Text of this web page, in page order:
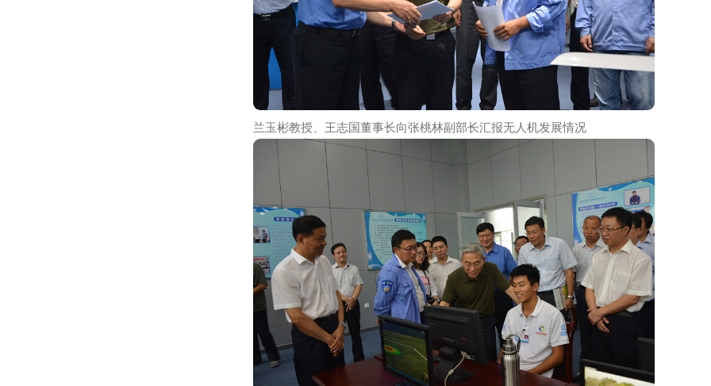
务真正落地，已逐步在中国广袤的土地上扎根发芽。
兰玉彬教授、王志国董事长向张桃林副部长汇报无人机发展情况